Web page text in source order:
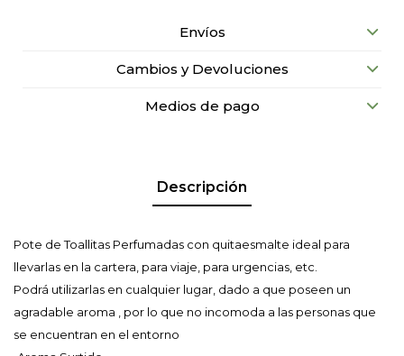
Envíos
Cambios y Devoluciones
Medios de pago
Descripción
Pote de Toallitas Perfumadas con quitaesmalte ideal para
llevarlas en la cartera, para viaje, para urgencias, etc.
Podrá utilizarlas en cualquier lugar, dado a que poseen un
agradable aroma , por lo que no incomoda a las personas que
se encuentran en el entorno